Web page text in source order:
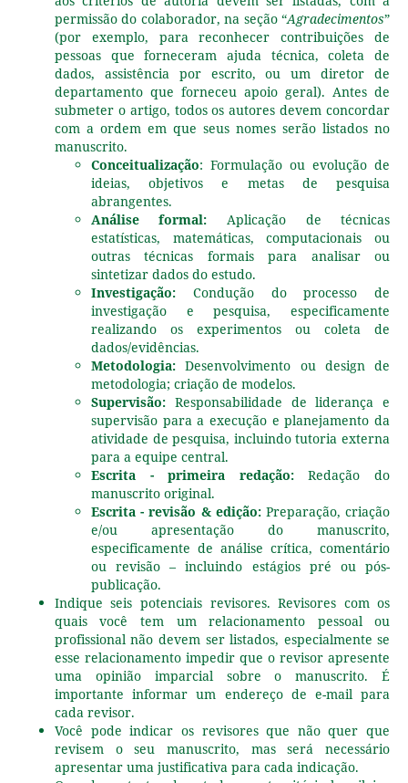
permissão do colaborador, na seção “Agradecimentos”
(por exemplo, para reconhecer contribuições de
pessoas que forneceram ajuda técnica, coleta de
dados, assistência por escrito, ou um diretor de
departamento que forneceu apoio geral). Antes de
submeter o artigo, todos os autores devem concordar
com a ordem em que seus nomes serão listados no
manuscrito.
Conceitualização: Formulação ou evolução de
ideias, objetivos e metas de pesquisa
abrangentes.
Análise formal: Aplicação de técnicas
estatísticas, matemáticas, computacionais ou
outras técnicas formais para analisar ou
sintetizar dados do estudo.
Investigação: Condução do processo de
investigação e pesquisa, especificamente
realizando os experimentos ou coleta de
dados/evidências.
Metodologia:Desenvolvimento ou design de
metodologia; criação de modelos.
Supervisão:Responsabilidade de liderança e
supervisão para a execução e planejamento da
atividade de pesquisa, incluindo tutoria externa
para a equipe central.
Escrita - primeira redação:Redação do
manuscrito original.
Escrita -revisão & edição:Preparação, criação
e/ou apresentação do manuscrito,
especificamente de análise crítica, comentário
ou revisão – incluindo estágios pré ou pós-
publicação.
Indique seis potenciais revisores. Revisores com os
quais você tem um relacionamento pessoal ou
profissional não devem ser listados, especialmente se
esse relacionamento impedir que o revisor apresente
uma opinião imparcial sobre o manuscrito. É
importante informar um endereço de e-mail para
cada revisor.
Você pode indicar os revisores que não quer que
revisem o seu manuscrito, mas será necessário
apresentar uma justificativa para cada indicação.